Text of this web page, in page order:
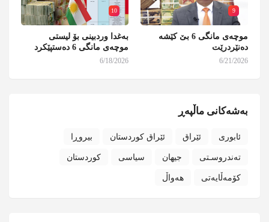
9
موچەی مانگی 6 بێ کێشە
دەنێردرێت
6/21/2026
10
بەغدا وردبینی بۆ لیستی
موچەی مانگی 6 دەستپێکرد
6/18/2026
بەشەکانی ماڵپەڕ
ئابوری ئێراق ئێراق کوردستان بیروڕا
تەندروسـتی جیهان سیاسی کوردستان
کۆمەڵایەتی هەواڵ